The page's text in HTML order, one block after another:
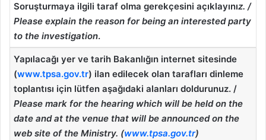
Soruşturmaya ilgili taraf olma gerekçesini açıklayınız. /
Please explain the reason for being an interested party
to the investigation.
Yapılacağı yer ve tarih Bakanlığın internet sitesinde
(www.tpsa.gov.tr) ilan edilecek olan tarafları dinleme
toplantısı için lütfen aşağıdaki alanları doldurunuz. /
Please mark for the hearing which will be held on the
date and at the venue that will be announced on the
web site of the Ministry. (www.tpsa.gov.tr)